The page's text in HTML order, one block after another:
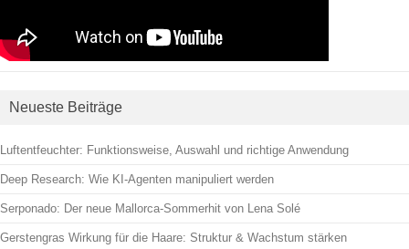
Neueste Beiträge
Luftentfeuchter: Funktionsweise, Auswahl und richtige Anwendung
Deep Research: Wie KI-Agenten manipuliert werden
Serponado: Der neue Mallorca-Sommerhit von Lena Solé
Gerstengras Wirkung für die Haare: Struktur & Wachstum stärken